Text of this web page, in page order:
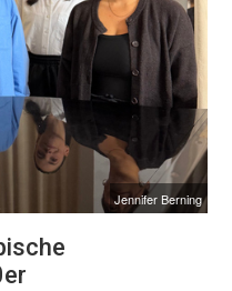
Jennifer Berning